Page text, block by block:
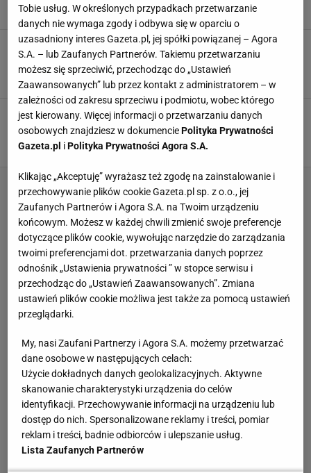
MLZ, Polsat Sport,18 LIPCA 2019, 09:18
Piast Gliwice - Podbeskidzie Bielsko-Biała 3:2.
Tomasz Mokwa: Walczymy o najwyższe cele!
Kamil Kwaśniewski, 12 MARCA 2016, 11:35
Piast Gliwice. Marcin Pietrowski: Kryzysu w
Piaście bym się nie doszukiwał
Kamil Kwaśniewski,6 GRUDNIA 2015, 12:55
Tobie usług. W określonych przypadkach przetwarzanie
danych nie wymaga zgody i odbywa się w oparciu o
uzasadniony interes Gazeta.pl, jej spółki powiązanej – Agora
S.A. – lub Zaufanych Partnerów. Takiemu przetwarzaniu
możesz się sprzeciwić, przechodząc do „Ustawień
Zaawansowanych” lub przez kontakt z administratorem – w
zależności od zakresu sprzeciwu i podmiotu, wobec którego
jest kierowany. Więcej informacji o przetwarzaniu danych
osobowych znajdziesz w dokumenciePolityka Prywatności
Gazeta.pl iPolityka Prywatności Agora S.A.
Klikając „Akceptuję” wyrażasz też zgodę na zainstalowanie i
przechowywanie plików cookie Gazeta.pl sp. z o.o., jej
Zaufanych Partnerów i Agora S.A. na Twoim urządzeniu
końcowym. Możesz w każdej chwili zmienić swoje preferencje
dotyczące plików cookie, wywołując narzędzie do zarządzania
twoimi preferencjami dot. przetwarzania danych poprzez
odnośnik „Ustawienia prywatności ” w stopce serwisu i
przechodząc do „Ustawień Zaawansowanych”. Zmiana
ustawień plików cookie możliwa jest także za pomocą ustawień
przeglądarki.
My, nasi Zaufani Partnerzy i Agora S.A. możemy przetwarzać
dane osobowe w następujących celach:
Użycie dokładnych danych geolokalizacyjnych. Aktywne
skanowanie charakterystyki urządzenia do celów
identyfikacji. Przechowywanie informacji na urządzeniu lub
dostęp do nich. Spersonalizowane reklamy i treści, pomiar
reklam i treści, badnie odbiorców i ulepszanie usług.
Lista Zaufanych Partnerów